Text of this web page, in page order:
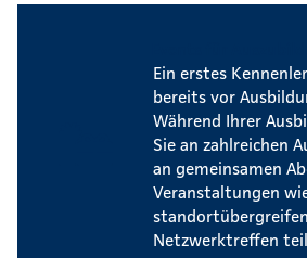
Ein erstes
bereits vor
Während Ihrer
Sie an zahlreichen
an gemeinsamen
Veranstaltungen
Netzwerktreffen